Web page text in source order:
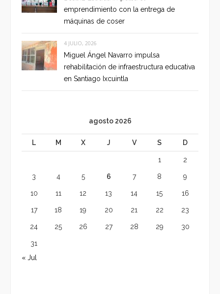
emprendimiento con la entrega de
máquinas de coser
4 JULIO, 2026
Miguel Ángel Navarro impulsa
rehabilitación de infraestructura educativa
en Santiago Ixcuintla
agosto 2026
L M X J V S D
1 2
3 4 5 6 7 8 9
10 11 12 13 14 15 16
17 18 19 20 21 22 23
24 25 26 27 28 29 30
31
« Jul